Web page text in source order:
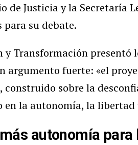
de Justicia y la Secretaría
para su debate.
Transformación presentó
argumento fuerte: «el
sobre la
en la autonomía, la libertad
autonomía